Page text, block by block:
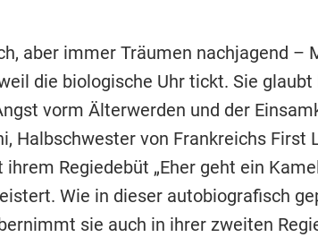
aber immer Träumen nachjagend –
die biologische Uhr tickt. Sie glaubt
vorm Älterwerden und der
Halbschwester von Frankreichs First
ihrem Regiedebüt „Eher geht ein
Wie in dieser autobiografisch
sie auch in ihrer zweiten